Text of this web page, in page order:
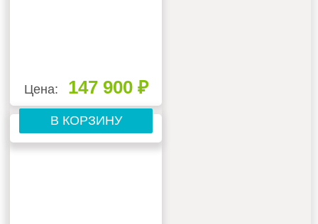
Цена: 147 900 ₽
В КОРЗИНУ